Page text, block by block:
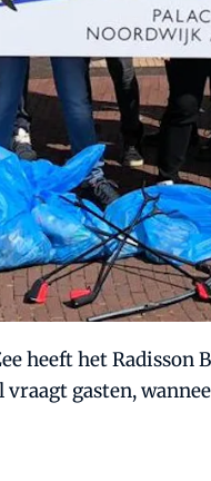
heeft het Radisson
gasten,